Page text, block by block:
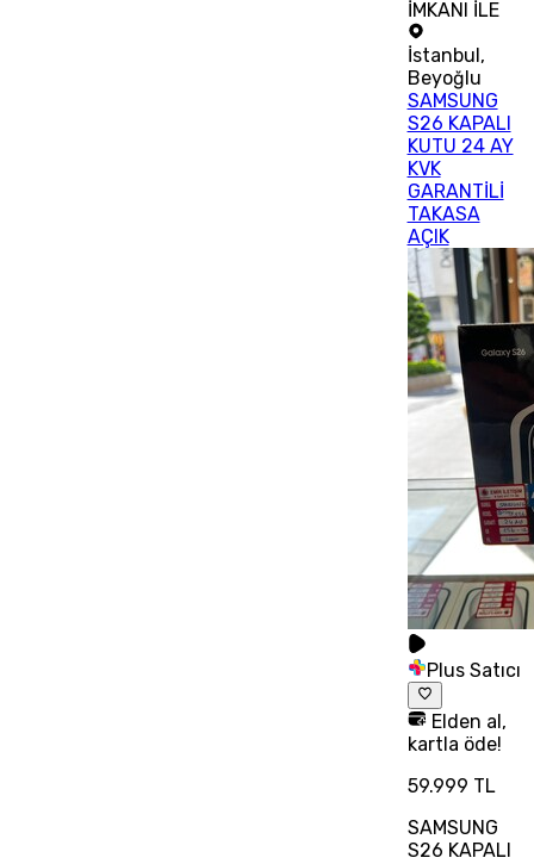
İMKANI İLE
İstanbul ,
Beyoğlu
SAMSUNG
S26 KAPALI
KUTU 24 AY
KVK
GARANTİLİ
TAKASA
AÇIK
Plus Satıcı
Elden al,
kartla öde!
59.999 TL
SAMSUNG
S26 KAPALI